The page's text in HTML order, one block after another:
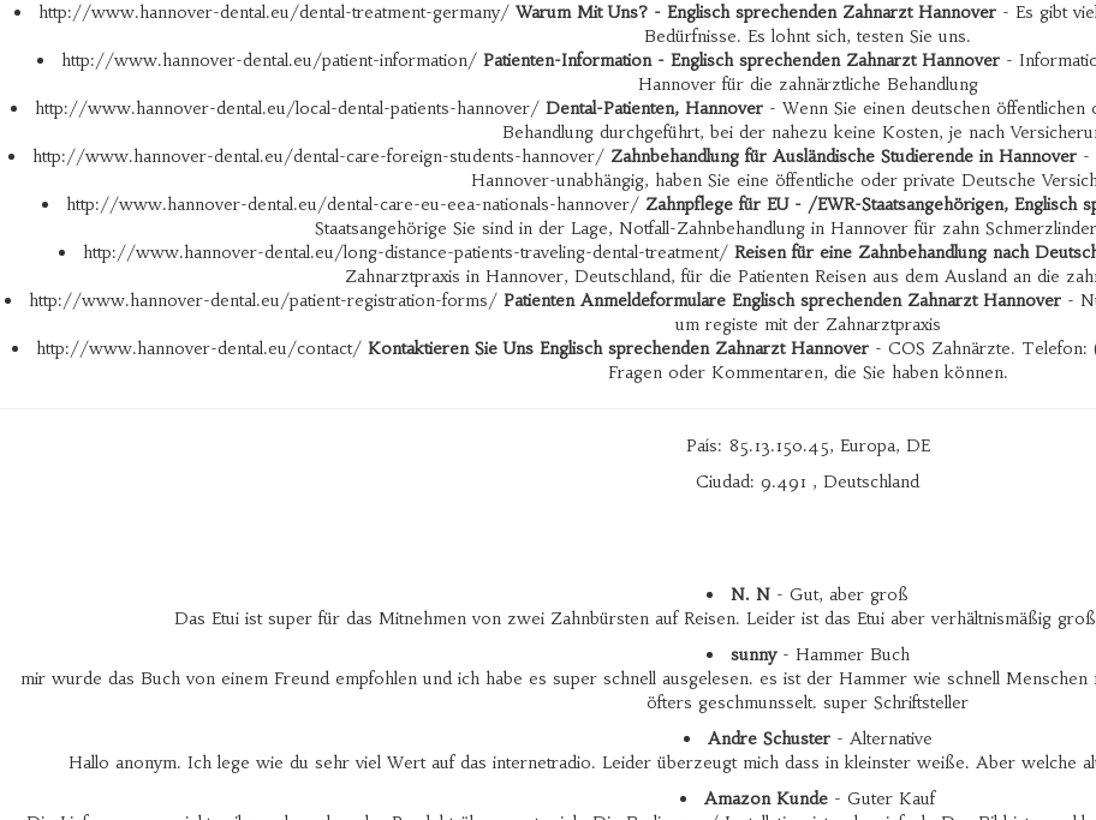
http://www.hannover-dental.eu/dental-treatment-germany/ Warum Mit Uns? - Englisch sprechenden Zahnarzt Hannover- Es gibt
Bedürfnisse. Es lohnt sich, testen Sie uns.
http://www.hannover-dental.eu/patient-information/ Patienten-Information - Englisch sprechenden Zahnarzt Hannover -
Hannover für die zahnärztliche Behandlung
http://www.hannover-dental.eu/local-dental-patients-hannover/ Dental-Patienten, Hannover - Wenn Sie einen deutschen
Behandlung durchgeführt, bei der nahezu keine Kosten, je nach
http://www.hannover-dental.eu/dental-care-foreign-students-hannover/ Zahnbehandlung für Ausländische Studierende in Hannover -
Hannover-unabhängig, haben Sie eine öffentliche oder private Deutsche
http://www.hannover-dental.eu/dental-care-eu-eea-nationals-hannover/ Zahnpflege für EU - /EWR-Staatsangehörigen, Englisch
Staatsangehörige Sie sind in der Lage, Notfall-Zahnbehandlung in Hannover für zahn
http://www.hannover-dental.eu/long-distance-patients-traveling-dental-treatment/ Reisen für eine Zahnbehandlung nach
Zahnarztpraxis in Hannover, Deutschland, für die Patienten Reisen aus dem Ausland an die
http://www.hannover-dental.eu/patient-registration-forms/ Patienten Anmeldeformulare Englisch sprechenden Zahnarzt Hannover-
um registe mit der Zahnarztpraxis
http://www.hannover-dental.eu/contact/ Kontaktieren Sie Uns Englisch sprechenden Zahnarzt Hannover- COS Zahnärzte. Telefon:
Fragen oder Kommentaren, die Sie haben können.
País: 85.13.150.45, Europa, DE
Ciudad: 9.491 , Deutschland
N. N - Gut, aber groß
Das Etui ist super für das Mitnehmen von zwei Zahnbürsten auf Reisen. Leider ist das Etui aber verhältnismäßig
sunny- Hammer Buch
mir wurde das Buch von einem Freund empfohlen und ich habe es super schnell ausgelesen. es ist der Hammer wie schnell
öfters geschmunsselt. super Schriftsteller
Andre Schuster- Alternative
Hallo anonym. Ich lege wie du sehr viel Wert auf das internetradio. Leider überzeugt mich dass in kleinster weiße. Aber welche
Amazon Kunde - Guter Kauf